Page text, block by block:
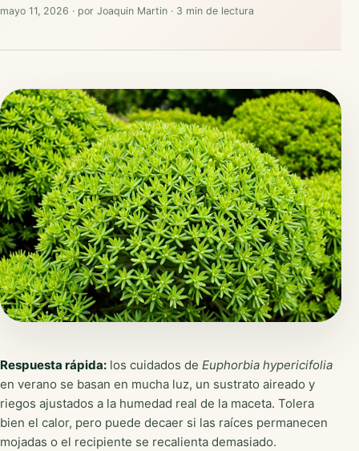
mayo 11, 2026 · por Joaquin Martin · 3 min de lectura
Respuesta rápida: los cuidados de Euphorbia hypericifolia
en verano se basan en mucha luz, un sustrato aireado y
riegos ajustados a la humedad real de la maceta. Tolera
bien el calor, pero puede decaer si las raíces permanecen
mojadas o el recipiente se recalienta demasiado.